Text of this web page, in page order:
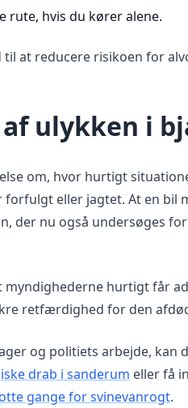
rute, hvis du kører alene.
at reducere risikoen for
ulykken i
om, hvor hurtigt
forfulgt eller jagtet. At en bil
der nu også undersøges
hurtigt får
retfærdighed for den
og politiets arbejde, kan
drab i sanderum eller få
gange for svinevanrogt.